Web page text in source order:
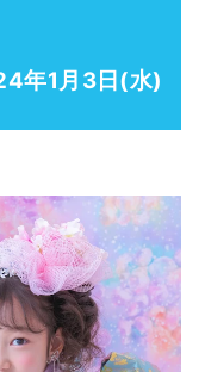
年1月3日(水)